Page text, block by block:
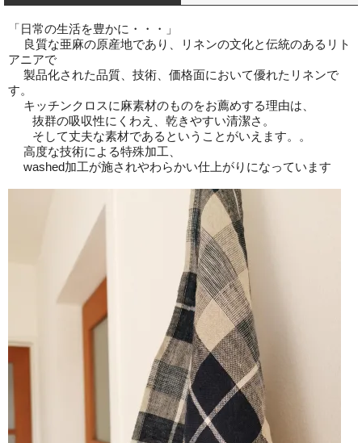
「日常の生活を豊かに・・・」
良質な亜麻の原産地であり、リネンの文化と伝統のあるリト
アニアで
製品化された品質、技術、価格面において優れたリネンで
す。
キッチンクロスに麻素材のものをお薦めする理由は、
抜群の吸収性にくわえ、乾きやすい清潔さ。
そして丈夫な素材であるということがいえます。。
高度な技術による特殊加工、
washed加工が施されやわらかい仕上がりになっています